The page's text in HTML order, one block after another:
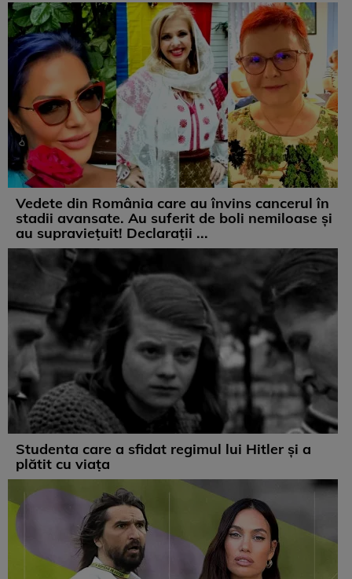
Vedete din România care au învins cancerul în
stadii avansate. Au suferit de boli nemiloase şi
au supravieţuit! Declarații ...
Studenta care a sfidat regimul lui Hitler și a
plătit cu viața